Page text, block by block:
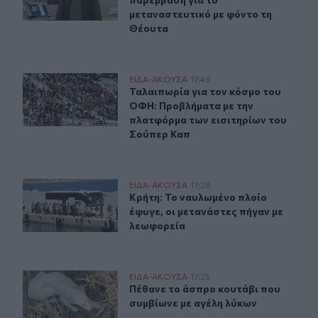
μεταναστευτικό με φόντο τη
Θέουτα
Ταλαιπωρία για τον κόσμο του ΟΦΗ: Προβλήματα με
ΕΙΔΑ-ΑΚΟΥΣΑ 17:49
Ταλαιπωρία για τον κόσμο του
Ταλαιπωρία για τον κόσμο του
ΟΦΗ: Προβλήματα με την
πλατφόρμα των εισιτηρίων του
Σούπερ Καπ
Κρήτη: Το ναυλωμένο πλοίο έφυγε, οι μετανάστες
ΕΙΔΑ-ΑΚΟΥΣΑ 17:28
Κρήτη: Το ναυλωμένο πλοίο έφυγε,
Κρήτη: Το ναυλωμένο πλοίο
έφυγε, οι μετανάστες πήγαν με
λεωφορεία
Πέθανε το άσπρο κουτάβι που συμβίωνε με αγέλη λύκων
ΕΙΔΑ-ΑΚΟΥΣΑ 17:25
Πέθανε το άσπρο κουτάβι που
Πέθανε το άσπρο κουτάβι που
συμβίωνε με αγέλη λύκων